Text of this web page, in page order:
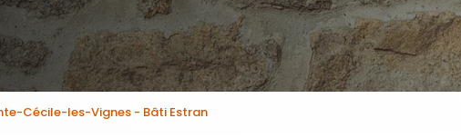
Cécile-les-Vignes - Bâti Estran